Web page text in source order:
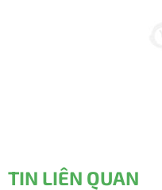
TIN LIÊN QUAN